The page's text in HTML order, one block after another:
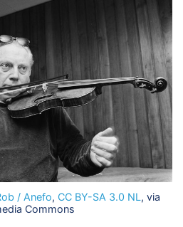
/ Anefo, CC BY-SA 3.0 NL , via
Commons